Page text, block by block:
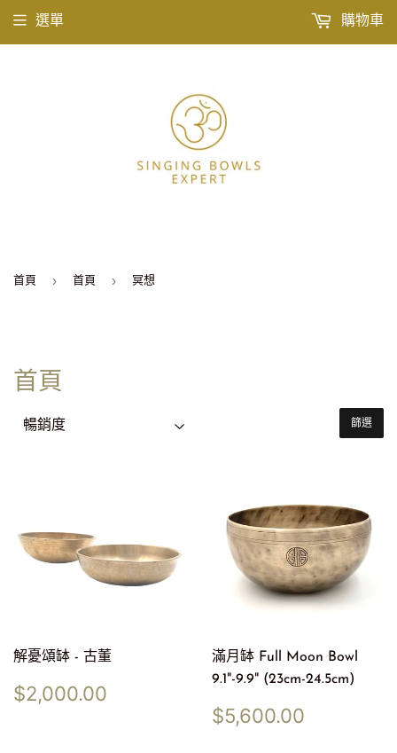
選單 購物車
首頁 › 首頁 › 冥想
首頁
篩選
解憂頌缽 - 古董
定
價
$2,000.00 $2,000.00
滿月缽 Full Moon Bowl
9.1"-9.9" (23cm-24.5cm)
定
價
$5,600.00